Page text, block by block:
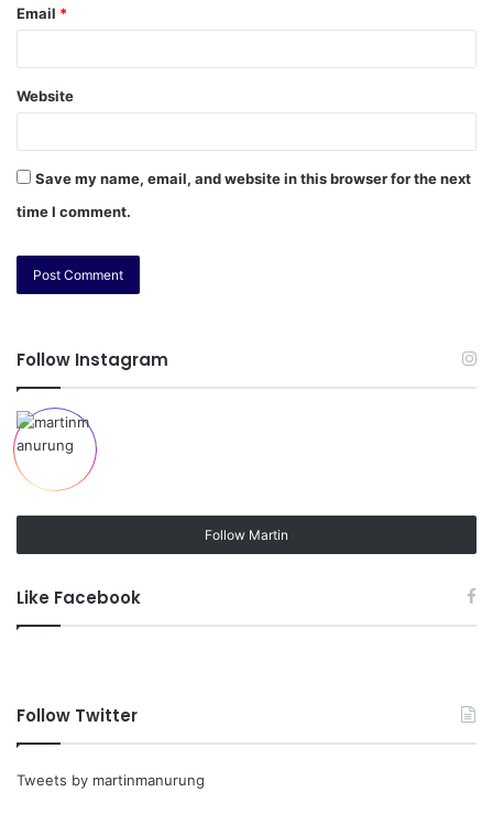
Email *
Website
Save my name, email, and website in this browser for the next
time I comment.
Follow Instagram
Follow Martin
Like Facebook
Follow Twitter
Tweets by martinmanurung